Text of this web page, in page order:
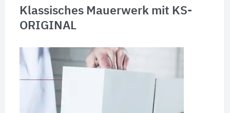
Klassisches Mauerwerk mit KS-
ORIGINAL